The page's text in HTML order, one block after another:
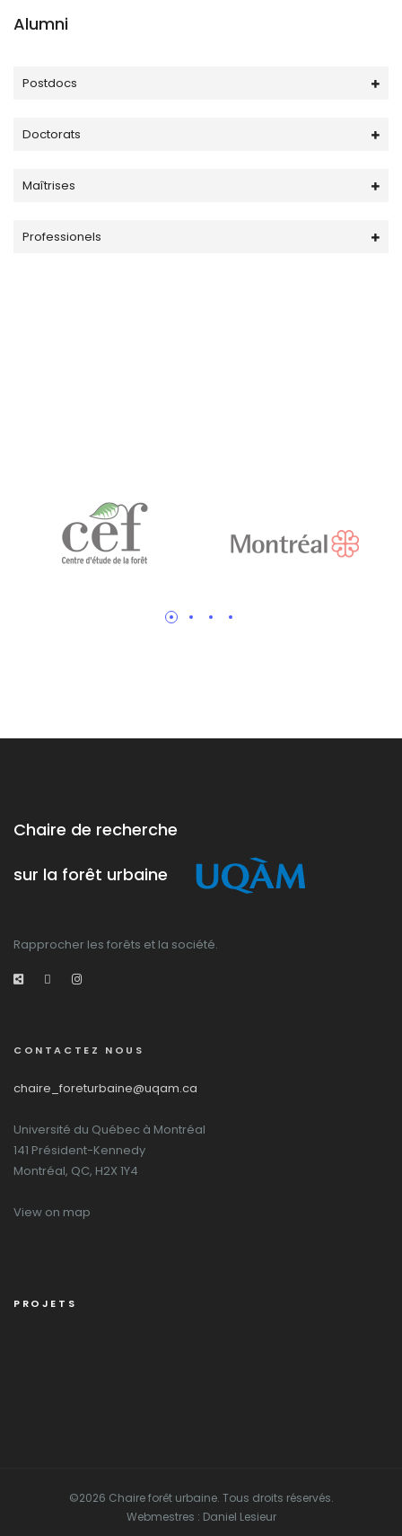
Alumni
Postdocs
Doctorats
Maîtrises
Professionels
Chaire de recherche
sur la forêt urbaine
Rapprocher les forêts et la société.
CONTACTEZ NOUS
chaire_foreturbaine@uqam.ca
Université du Québec à Montréal
141 Président-Kennedy
Montréal, QC, H2X 1Y4
View on map
PROJETS
©2026 Chaire forêt urbaine. Tous droits réservés.
Webmestres : Daniel Lesieur